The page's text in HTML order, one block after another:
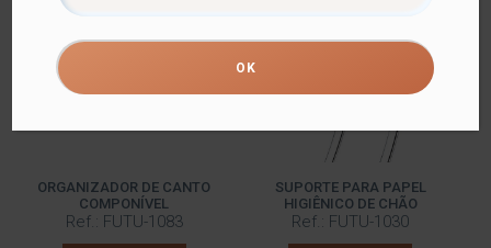
ORGANIZADOR DE CANTO
COMPONÍVEL
Ref.: FUTU-1083
SUPORTE PARA PAPEL
HIGIÊNICO DE CHÃO
Ref.: FUTU-1030